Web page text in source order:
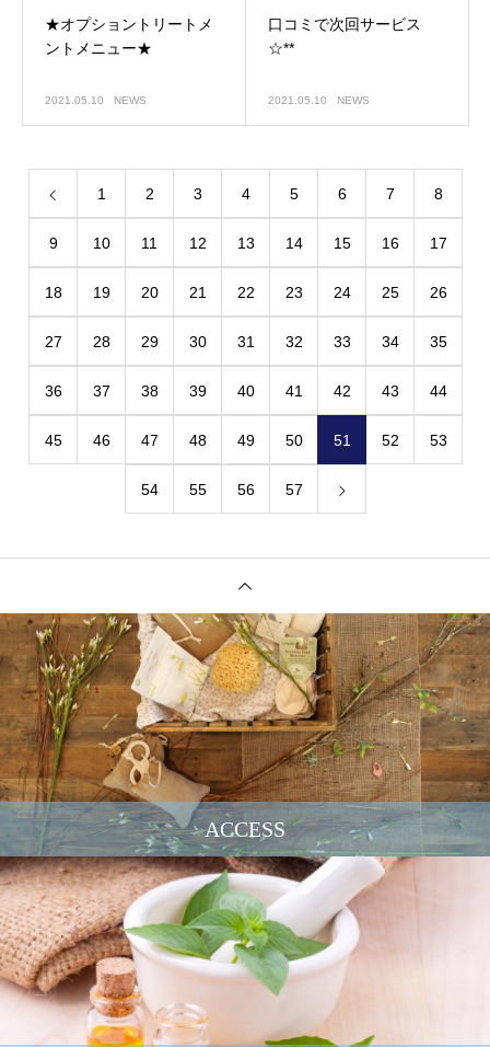
★オプショントリートメ
ントメニュー★
2021.05.10 NEWS
口コミで次回サービス
☆**
2021.05.10 NEWS
1 2 3 4 5 6 7 8
9 10 11 12 13 14 15 16 17
18 19 20 21 22 23 24 25 26
27 28 29 30 31 32 33 34 35
36 37 38 39 40 41 42 43 44
45 46 47 48 49 50 51 52 53
54 55 56 57
ACCESS